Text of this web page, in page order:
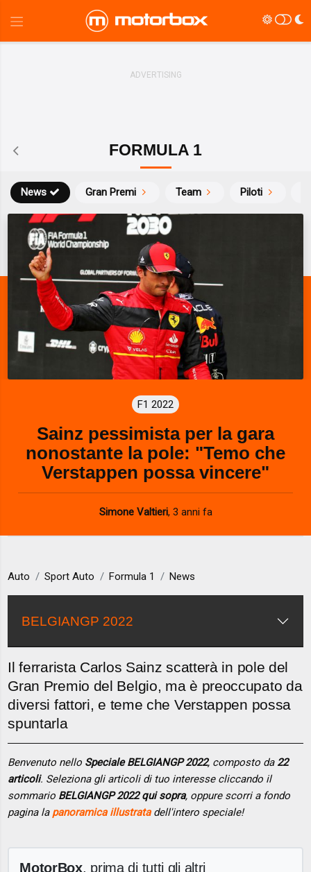
FORMULA 1
News Gran Premi Team Piloti
F1 2022
Sainz pessimista per la gara
nonostante la pole: "Temo che
Verstappen possa vincere"
Simone Valtieri, 3 anni fa
Auto Sport Auto Formula 1 News
BELGIANGP 2022
Il ferrarista Carlos Sainz scatterà in pole del
Gran Premio del Belgio, ma è preoccupato da
diversi fattori, e teme che Verstappen possa
spuntarla
Benvenuto nello Speciale BELGIANGP 2022, composto da 22
articoli. Seleziona gli articoli di tuo interesse cliccando il
sommario BELGIANGP 2022 qui sopra, oppure scorri a fondo
pagina la panoramica illustratadell'intero speciale!
MotorBox, prima di tutti gli altri